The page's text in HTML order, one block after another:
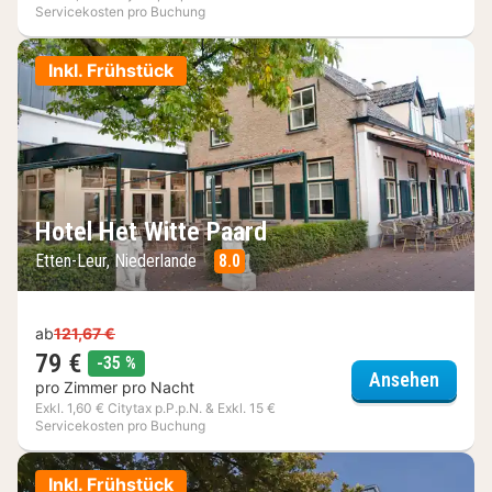
Servicekosten pro Buchung
Inkl. Frühstück
Hotel Het Witte Paard
Etten-Leur, Niederlande 8.0
ab121,67 €
79 € -35 %
pro Zimmer pro Nacht
Exkl. 1,60 € Citytax p.P.p.N. & Exkl. 15 €
Servicekosten pro Buchung
Ansehen
Inkl. Frühstück